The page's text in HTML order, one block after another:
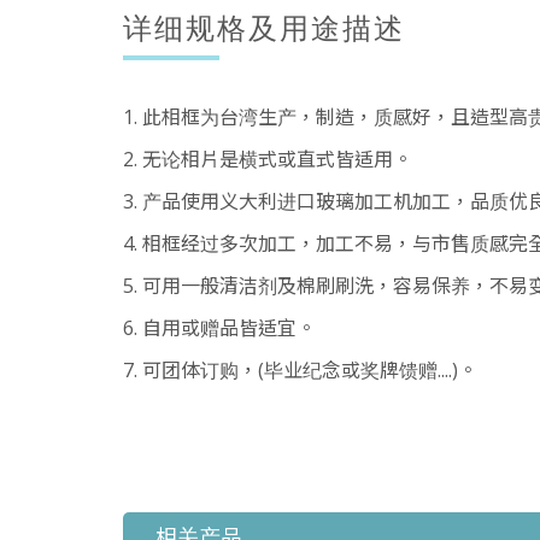
详细规格及用途描述
1. 此相框为台湾生产，制造，质感好，且造型高
2. 无论相片是横式或直式皆适用。
3. 产品使用义大利进口玻璃加工机加工，品质优
4. 相框经过多次加工，加工不易，与市售质感完
5. 可用一般清洁剂及棉刷刷洗，容易保养，不易
6. 自用或赠品皆适宜。
7. 可团体订购，(毕业纪念或奖牌馈赠....)。